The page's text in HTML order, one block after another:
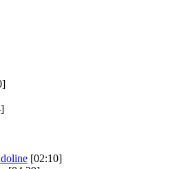
[02:10]